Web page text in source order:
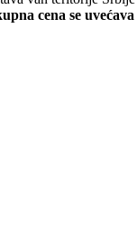
cena se